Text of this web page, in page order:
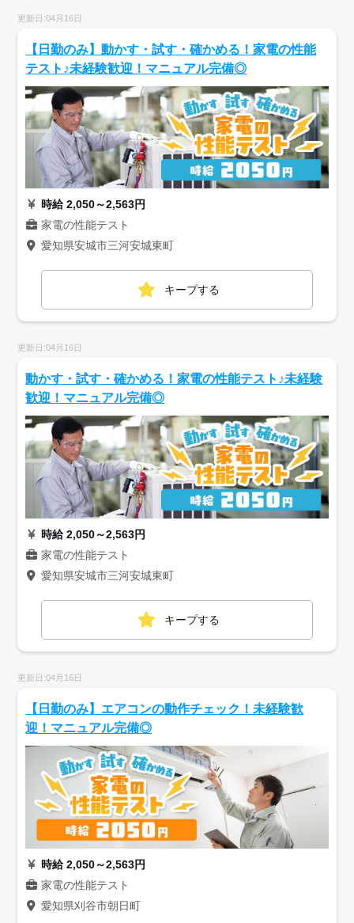
更新日:04月16日
【日勤のみ】動かす・試す・確かめる！家電の性能
テスト♪未経験歓迎！マニュアル完備◎
時給 2,050～2,563円
家電の性能テスト
愛知県安城市三河安城東町
キープする
更新日:04月16日
動かす・試す・確かめる！家電の性能テスト♪未経験
歓迎！マニュアル完備◎
時給 2,050～2,563円
家電の性能テスト
愛知県安城市三河安城東町
キープする
更新日:04月16日
【日勤のみ】エアコンの動作チェック！未経験歓
迎！マニュアル完備◎
時給 2,050～2,563円
家電の性能テスト
愛知県刈谷市朝日町